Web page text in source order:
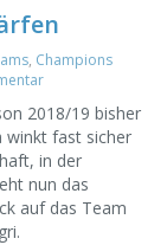
, Champions
2018/19 bisher
winkt fast sicher
in der
nun das
auf das Team